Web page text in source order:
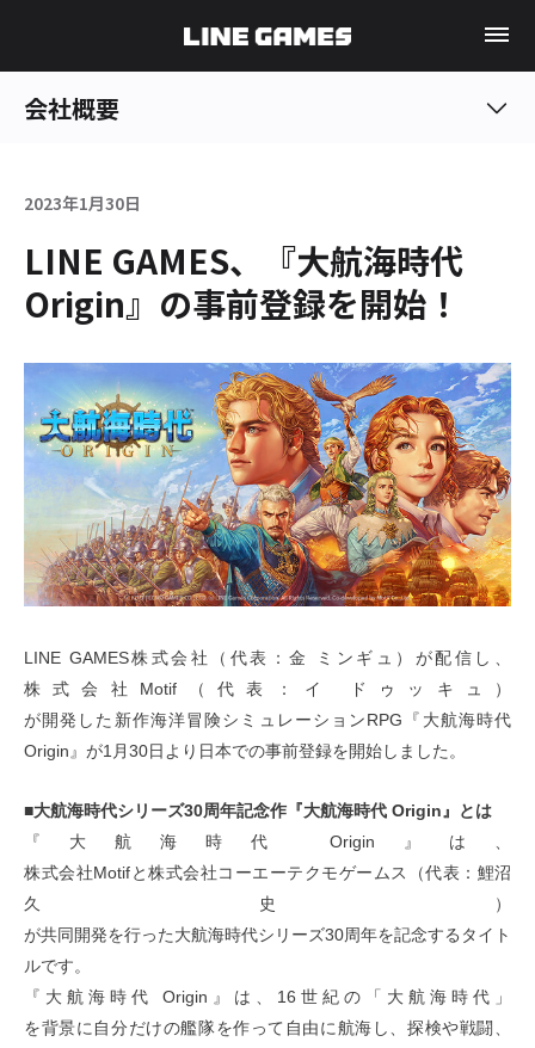
会社概要
2023年1月30日
LINE GAMES、『大航海時代
Origin』の事前登録を開始！
LINE GAMES株式会社（代表：金 ミンギュ）が配信し、
株式会社Motif（代表：イ ドゥッキュ）
が開発した新作海洋冒険シミュレーションRPG『大航海時代
Origin』が1月30日より日本での事前登録を開始しました。
■大航海時代シリーズ30周年記念作『大航海時代 Origin』とは
『大航海時代 Origin』は、
株式会社Motifと株式会社コーエーテクモゲームス（代表：鯉沼
久史）
が共同開発を行った大航海時代シリーズ30周年を記念するタイト
ルです。
『大航海時代 Origin』は、16世紀の「大航海時代」
を背景に自分だけの艦隊を作って自由に航海し、探検や戦闘、